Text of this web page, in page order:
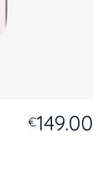
€149.00